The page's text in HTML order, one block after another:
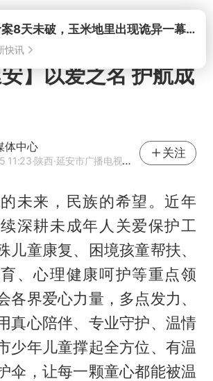
打开
】以爱之名 护航成
体中心
11:23·陕西·延安市广播电视台官方网易号
关注
未来，民族的希望。近年
深耕未成年人关爱保护工
儿童康复、困境孩童帮扶、
、心理健康呵护等重点领
各界爱心力量，多点发力、
真心陪伴、专业守护、温情
少年儿童撑起全方位、有温
伞，让每一颗童心都能被温